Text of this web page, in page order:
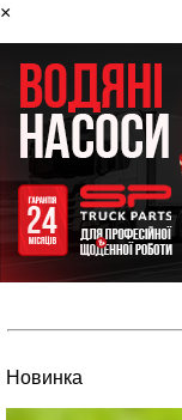
×
Новинка